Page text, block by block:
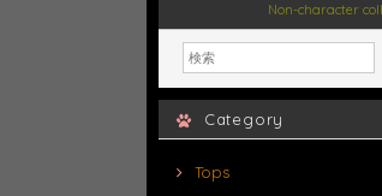
Non-character
Category
Tops